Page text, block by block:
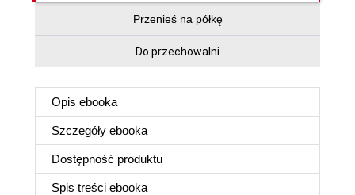
Przenieś na półkę
Do przechowalni
Opis ebooka
Szczegóły ebooka
Dostępność produktu
Spis treści ebooka